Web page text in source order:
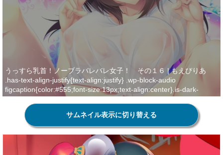
うっすら乳首！ノーブラバレバレ女子！ その１６ | もえぴりあ
.has-text-align-justify{text-align:justify} .wp-block-audio
figcaption{color:#555;font-size:13px;text-align:center}.is-dark-
theme .wp-block-audio figcaption{color:hsla(0,0%,100%,.65)}.wp-
block-audio{margin:0 0 1em}.wp-block-code{border:1px solid
#ccc;border-radius:4px;font-
family:Menlo,Consolas,monaco,monospace;padding:.8em
1em}.wp-block-embed figcaption{color:#555;
サムネイル表示に切り替える